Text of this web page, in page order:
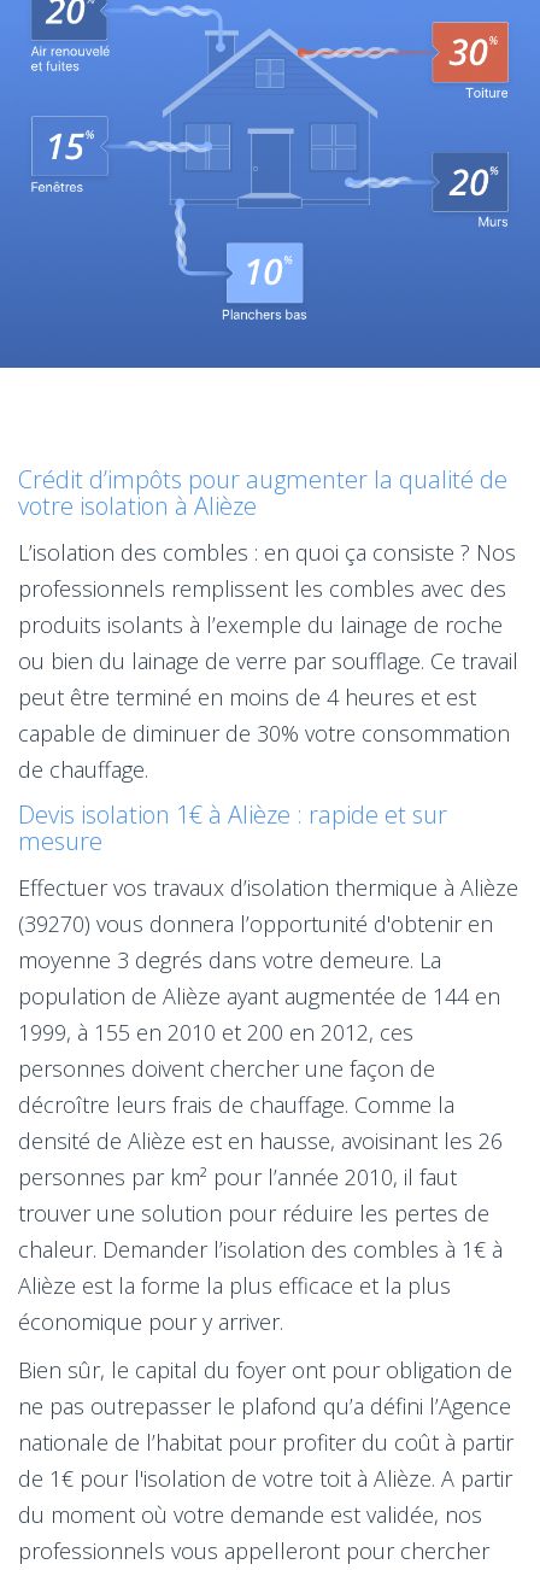
Crédit d’impôts pour augmenter la qualité de
votre isolation à Alièze
L’isolation des combles : en quoi ça consiste ? Nos
professionnels remplissent les combles avec des
produits isolants à l’exemple du lainage de roche
ou bien du lainage de verre par soufflage. Ce travail
peut être terminé en moins de 4 heures et est
capable de diminuer de 30% votre consommation
de chauffage.
Devis isolation 1€ à Alièze : rapide et sur
mesure
Effectuer vos travaux d’isolation thermique à Alièze
(39270) vous donnera l’opportunité d'obtenir en
moyenne 3 degrés dans votre demeure. La
population de Alièze ayant augmentée de 144 en
1999, à 155 en 2010 et 200 en 2012, ces
personnes doivent chercher une façon de
décroître leurs frais de chauffage. Comme la
densité de Alièze est en hausse, avoisinant les 26
personnes par km² pour l’année 2010, il faut
trouver une solution pour réduire les pertes de
chaleur. Demander l’isolation des combles à 1€ à
Alièze est la forme la plus efficace et la plus
économique pour y arriver.
Bien sûr, le capital du foyer ont pour obligation de
ne pas outrepasser le plafond qu’a défini l’Agence
nationale de l’habitat pour profiter du coût à partir
de 1€ pour l'isolation de votre toit à Alièze. A partir
du moment où votre demande est validée, nos
professionnels vous appelleront pour chercher